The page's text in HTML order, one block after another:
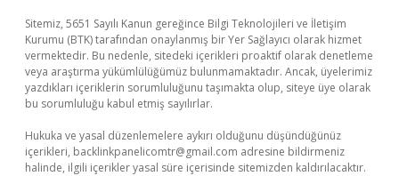
Sitemiz, 5651 Sayılı Kanun gereğince Bilgi Teknolojileri ve İletişim
Kurumu (BTK) tarafından onaylanmış bir Yer Sağlayıcı olarak hizmet
vermektedir. Bu nedenle, sitedeki içerikleri proaktif olarak denetleme
veya araştırma yükümlülüğümüz bulunmamaktadır. Ancak, üyelerimiz
yazdıkları içeriklerin sorumluluğunu taşımakta olup, siteye üye olarak
bu sorumluluğu kabul etmiş sayılırlar.
Hukuka ve yasal düzenlemelere aykırı olduğunu düşündüğünüz
içerikleri, backlinkpanelicomtr@gmail.com adresine bildirmeniz
halinde, ilgili içerikler yasal süre içerisinde sitemizden kaldırılacaktır.